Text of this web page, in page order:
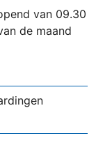
van 09.30
de maand